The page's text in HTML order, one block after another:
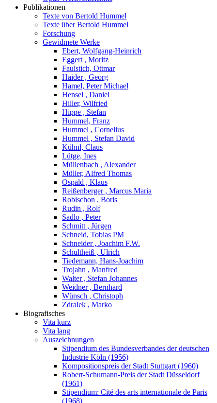
Publikationen
Texte von Bertold Hummel
Texte über Bertold Hummel
Forschung
Gewidmete Werke
Ebert, Wolfgang-Heinrich
Eggert , Moritz
Faulstich, Ottmar
Haider , Georg
Hamel, Peter Michael
Hensel , Daniel
Hiller, Wilfried
Hippe , Stefan
Hummel, Franz
Hummel , Cornelius
Hummel , Stefan David
Kühnl, Claus
Lütge, Ines
Müllenbach , Alexander
Müller, Alfred Thomas
Ospald , Klaus
Reißenberger , Marcus Maria
Robischon , Boris
Rudin , Rolf
Sadlo , Peter
Schmitt , Jürgen
Schneid, Tobias PM
Schneider , Joachim F.W.
Schultheiß , Ulrich
Tiedemann, Hans-Joachim
Trojahn , Manfred
Walter , Stefan Johannes
Weidner , Bernhard
Wünsch , Christoph
Zdralek , Marko
Biografisches
Vita kurz
Vita lang
Auszeichnungen
Stipendium des Bundesverbandes der deutschen
Industrie Köln (1956)
Kompositionspreis der Stadt Stuttgart (1960)
Robert-Schumann-Preis der Stadt Düsseldorf
(1961)
Stipendium: Cité des arts internationale de Paris
(1968)